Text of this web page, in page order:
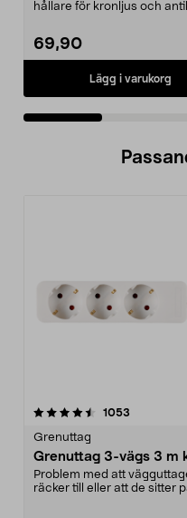
hållare för kronljus och
69,90
Lägg i varukorg
1053
Grenuttag
Grenuttag 3-vägs 3 m
Problem med att
räcker till eller att de sitter
4.0av 5 stjärnor